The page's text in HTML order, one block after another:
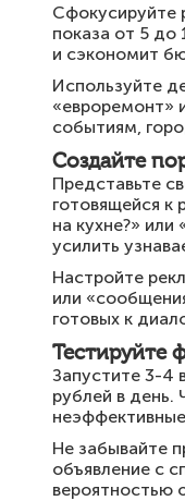
Сфокусируйте
показа от 5 до
и сэкономит
Используйте
«евроремонт»
событиям,
Создайте
Представьте
готовящейся к
на кухне?»
усилить
Настройте
или
готовых к
Тестируйте
Запустите 3-4
рублей в день.
Не забывайте
объявление с
вероятностью